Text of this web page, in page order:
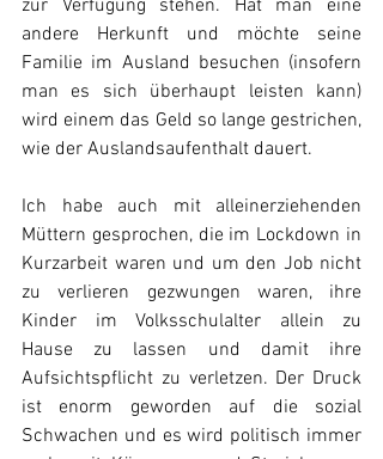
zur Verfügung stehen. Hat man eine
andere Herkunft und möchte seine
Familie im Ausland besuchen (insofern
man es sich überhaupt leisten kann)
wird einem das Geld so lange gestrichen,
wie der Auslandsaufenthalt dauert.
Ich habe auch mit alleinerziehenden
Müttern gesprochen, die im Lockdown in
Kurzarbeit waren und um den Job nicht
zu verlieren gezwungen waren, ihre
Kinder im Volksschulalter allein zu
Hause zu lassen und damit ihre
Aufsichtspflicht zu verletzen. Der Druck
ist enorm geworden auf die sozial
Schwachen und es wird politisch immer